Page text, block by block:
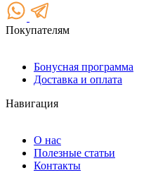
Покупателям
Бонусная программа
Доставка и оплата
Навигация
О нас
Полезные статьи
Контакты